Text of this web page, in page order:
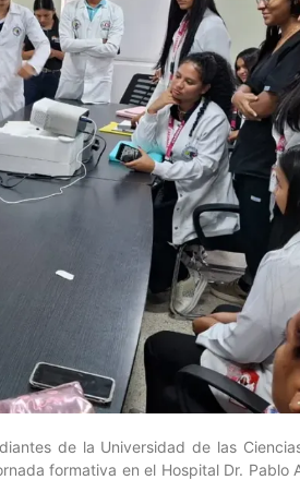
de la Universidad de las
formativa en el Hospital Dr. Pablo